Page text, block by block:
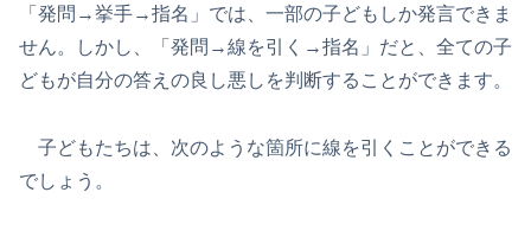
「発問→挙手→指名」では、一部の子どもしか発言できま
せん。しかし、「発問→線を引く→指名」だと、全ての子
どもが自分の答えの良し悪しを判断することができます。
子どもたちは、次のような箇所に線を引くことができる
でしょう。